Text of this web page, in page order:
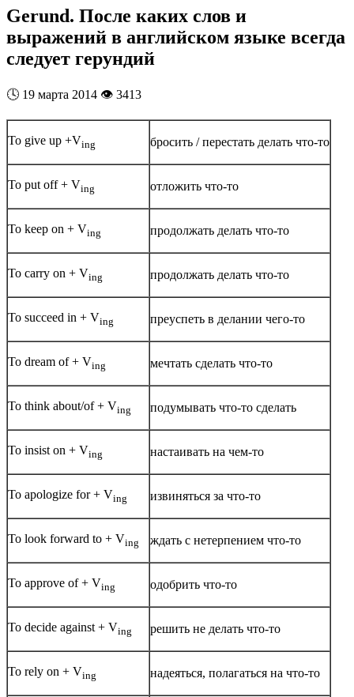
Gerund. После каких слов и
выражений в английском языке всегда
следует герундий
🕓 19 марта 2014 👁️ 3413
To give up +Ving бросить / перестать делать что-то
To put off + Ving отложить что-то
To keep on + Ving продолжать делать что-то
To carry on + Ving продолжать делать что-то
To succeed in + Ving преуспеть в делании чего-то
To dream of + Ving мечтать сделать что-то
To think about/of + Ving подумывать что-то сделать
To insist on + Ving настаивать на чем-то
To apologize for + Ving извиняться за что-то
To look forward to + Ving ждать с нетерпением что-то
To approve of + Ving одобрить что-то
To decide against + Ving решить не делать что-то
To rely on + Ving надеяться, полагаться на что-то